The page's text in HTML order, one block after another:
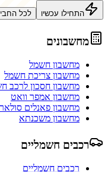
התחילו עכשיו לכל
מחשבונים
מחשבון חשמל
מחשבון צריכת חשמל
מחשבון חסכון לרכב
מחשבון אמפר וואט
מחשבון פאנלים
מחשבון משכנתא
רכבים חשמליים
רכבים חשמליים